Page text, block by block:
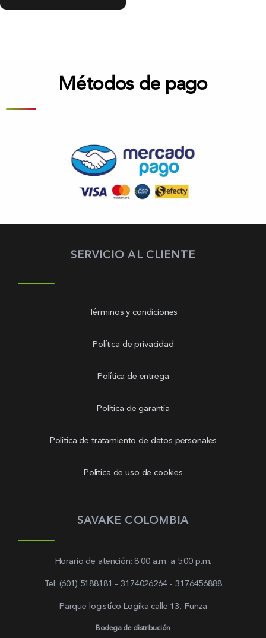
Métodos de pago
SERVICIO AL CLIENTE
Términos y condiciones
Política de privacidad
Política de entrega
Política de garantía
Política de tratamiento de datos personales
Politica de uso de cookies
SAVAKE COLOMBIA
Horario de atención: 8:00 a.m. a 5:00 p.m.
Tel: (601) 5188181 - 3174026264 - 3176456888
Parque logistíco Logika calle 13, Funza
Bodega de distribución